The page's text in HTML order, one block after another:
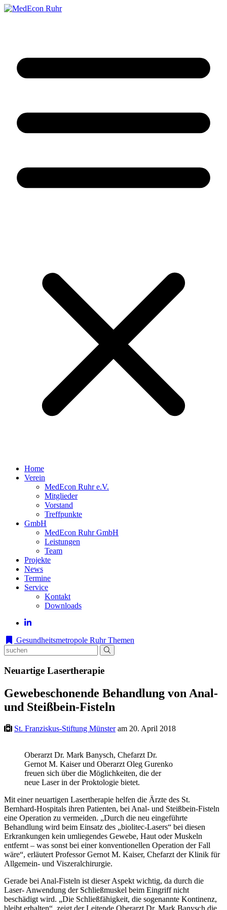
Home
Verein
MedEcon Ruhr e.V.
Mitglieder
Vorstand
Treffpunkte
GmbH
MedEcon Ruhr GmbH
Leistungen
Team
Projekte
News
Termine
Service
Kontakt
Downloads
Gesundheitsmetropole Ruhr Themen
Neuartige Lasertherapie
Gewebeschonende Behandlung von Anal-
und Steißbein-Fisteln
St. Franziskus-Stiftung Münsteram 20. April 2018
Oberarzt Dr. Mark Banysch, Chefarzt Dr.
Gernot M. Kaiser und Oberarzt Oleg Gurenko
freuen sich über die Möglichkeiten, die der
neue Laser in der Proktologie bietet.
Mit einer neuartigen Lasertherapie helfen die Ärzte des St.
Bernhard-Hospitals ihren Patienten, bei Anal- und Steißbein-Fisteln
eine Operation zu vermeiden. „Durch die neu eingeführte
Behandlung wird beim Einsatz des „biolitec-Lasers“ bei diesen
Erkrankungen kein umliegendes Gewebe, Haut oder Muskeln
entfernt – was sonst bei einer konventionellen Operation der Fall
wäre“, erläutert Professor Gernot M. Kaiser, Chefarzt der Klinik für
Allgemein- und Viszeralchirurgie.
Gerade bei Anal-Fisteln ist dieser Aspekt wichtig, da durch die
Laser- Anwendung der Schließmuskel beim Eingriff nicht
beschädigt wird. „Die Schließfähigkeit, die sogenannte Kontinenz,
bleibt erhalten“, zeigt der Leitende Oberarzt Dr. Mark Banysch die